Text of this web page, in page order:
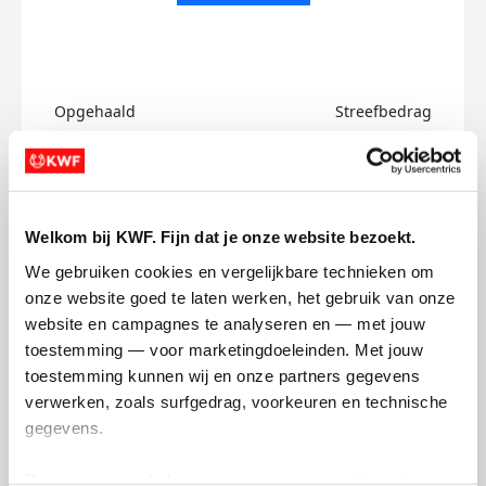
Welkom bij KWF. Fijn dat je onze website bezoekt.
We gebruiken cookies en vergelijkbare technieken om
onze website goed te laten werken, het gebruik van onze
website en campagnes te analyseren en — met jouw
toestemming — voor marketingdoeleinden. Met jouw
toestemming kunnen wij en onze partners gegevens
verwerken, zoals surfgedrag, voorkeuren en technische
gegevens.
Opgehaald Streefbedrag
Pratiksha's badges